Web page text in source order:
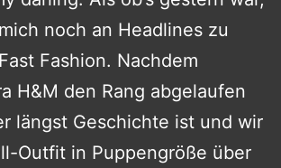
noch an Headlines zu
Fashion. Nachdem
H&M den Rang abgelaufen
längst Geschichte ist und wir
Outfit in Puppengröße über